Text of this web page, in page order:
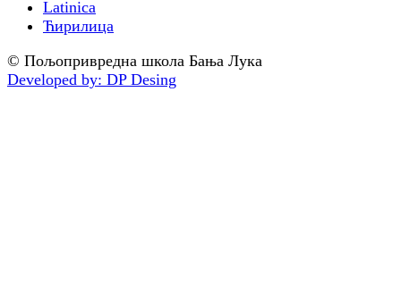
Latinica
Ћирилица
© Пољопривредна школа Бања Лука
Developed by: DP Desing